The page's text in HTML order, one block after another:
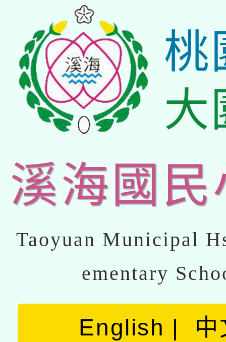
桃
大
溪海國民
Taoyuan Municipal
ementary
English 中